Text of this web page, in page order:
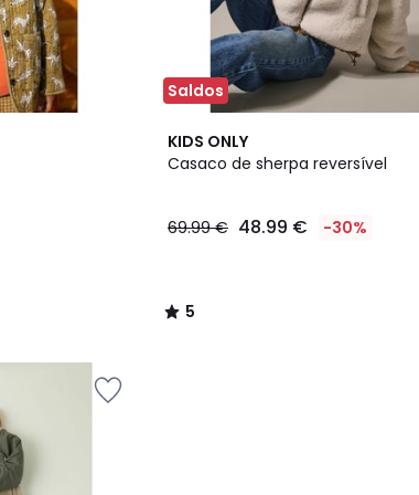
Saldos
KIDS ONLY
Casaco de sherpa reversível
69.99 € 48.99 € -30%
5
/
5
/